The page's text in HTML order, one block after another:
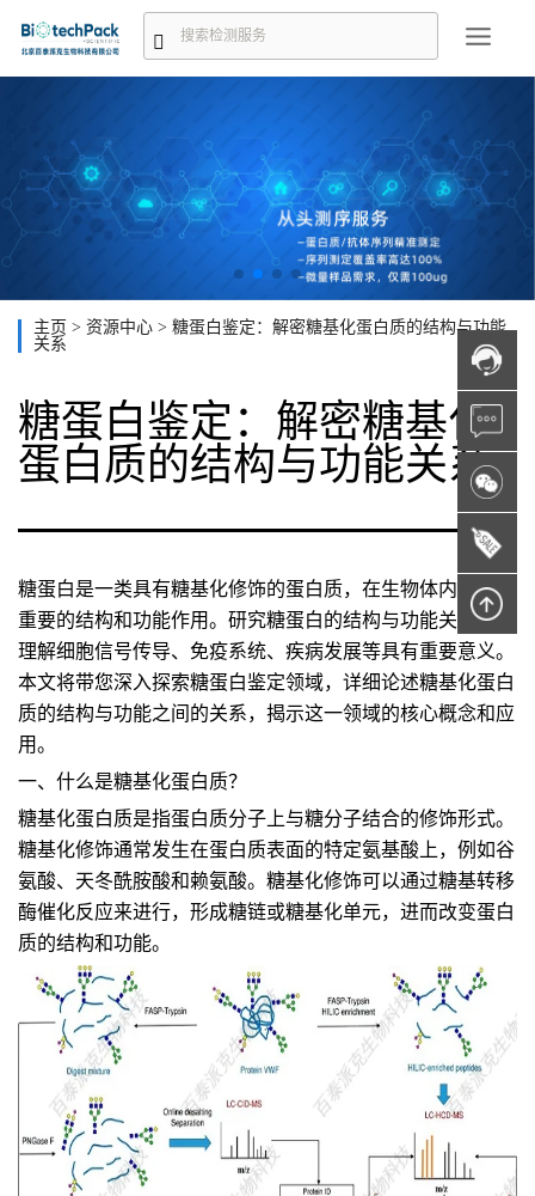
主页 > 资源中心 > 糖蛋白鉴定：解密糖基化蛋白质的结构与功能
关系
糖蛋白鉴定：解密糖基化
蛋白质的结构与功能关系
糖蛋白是一类具有糖基化修饰的蛋白质，在生物体内发挥着
重要的结构和功能作用。研究糖蛋白的结构与功能关系对于
理解细胞信号传导、免疫系统、疾病发展等具有重要意义。
本文将带您深入探索糖蛋白鉴定领域，详细论述糖基化蛋白
质的结构与功能之间的关系，揭示这一领域的核心概念和应
用。
一、什么是糖基化蛋白质？
糖基化蛋白质是指蛋白质分子上与糖分子结合的修饰形式。
糖基化修饰通常发生在蛋白质表面的特定氨基酸上，例如谷
氨酸、天冬酰胺酸和赖氨酸。糖基化修饰可以通过糖基转移
酶催化反应来进行，形成糖链或糖基化单元，进而改变蛋白
质的结构和功能。